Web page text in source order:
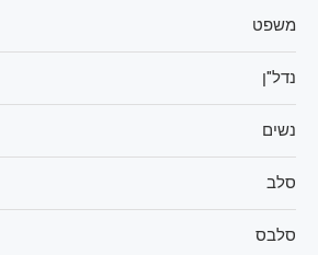
משפט
נדל"ן
נשים
סלב
סלבס